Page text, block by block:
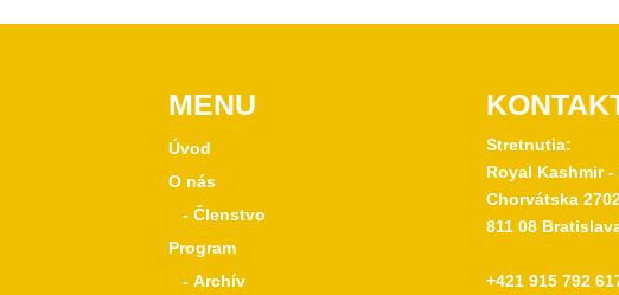
MENU
Úvod
O nás
- Členstvo
Program
- Archív
Stretnutia:
Royal Kashmir
Chorvátska
811 08
+421 915 792